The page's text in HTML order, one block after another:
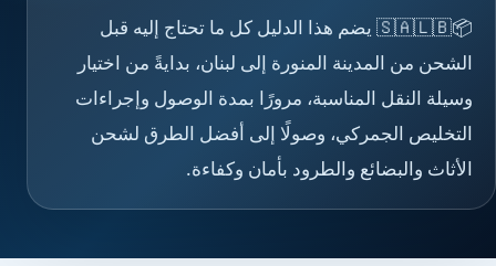
📦🇸🇦🇱🇧 يضم هذا الدليل كل ما تحتاج إليه قبل
الشحن من المدينة المنورة إلى لبنان، بدايةً من اختيار
وسيلة النقل المناسبة، مرورًا بمدة الوصول وإجراءات
التخليص الجمركي، وصولًا إلى أفضل الطرق لشحن
الأثاث والبضائع والطرود بأمان وكفاءة.